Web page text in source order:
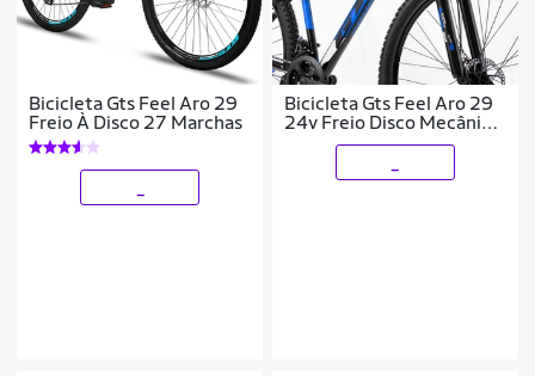
Bicicleta Gts Feel Aro 29
Freio À Disco 27 Marchas
Bicicleta Gts Feel Aro 29
24v Freio Disco Mecânico
e Suspensão